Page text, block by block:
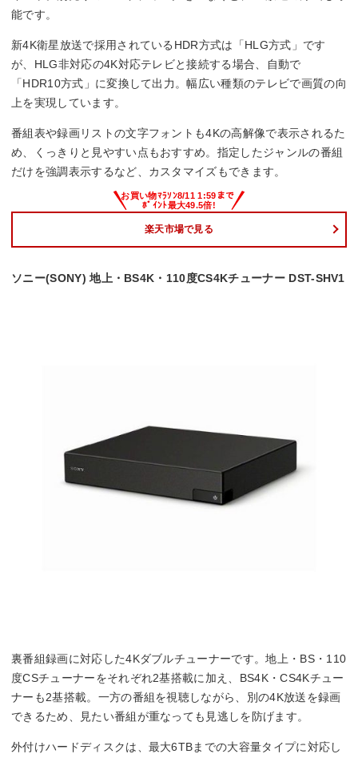
能です。
新4K衛星放送で採用されているHDR方式は「HLG方式」です
が、HLG非対応の4K対応テレビと接続する場合、自動で
「HDR10方式」に変換して出力。幅広い種類のテレビで画質の向
上を実現しています。
番組表や録画リストの文字フォントも4Kの高解像で表示されるた
め、くっきりと見やすい点もおすすめ。指定したジャンルの番組
だけを強調表示するなど、カスタマイズもできます。
楽天市場で見る
ソニー(SONY) 地上・BS4K・110度CS4Kチューナー DST-SHV1
裏番組録画に対応した4Kダブルチューナーです。地上・BS・110
度CSチューナーをそれぞれ2基搭載に加え、BS4K・CS4Kチュー
ナーも2基搭載。一方の番組を視聴しながら、別の4K放送を録画
できるため、見たい番組が重なっても見逃しを防げます。
外付けハードディスクは、最大6TBまでの大容量タイプに対応し